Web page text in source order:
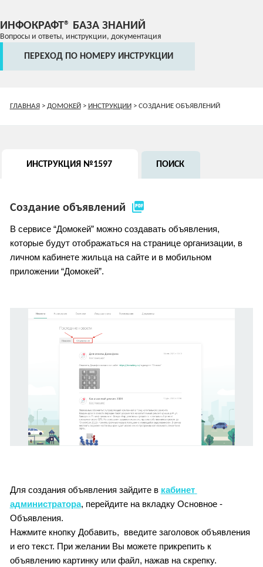
ИНФОКРАФТ® БАЗА ЗНАНИЙ
Вопросы и ответы, инструкции, документация
ПЕРЕХОД ПО НОМЕРУ ИНСТРУКЦИИ
ГЛАВНАЯ> ДОМОКЕЙ> ИНСТРУКЦИИ> СОЗДАНИЕ ОБЪЯВЛЕНИЙ
ИНСТРУКЦИЯ №1597 ПОИСК
Создание объявлений picture_as_pdf
В сервисе “Домокей” можно создавать объявления,
которые будут отображаться на странице организации, в
личном кабинете жильца на сайте и в мобильном
приложении “Домокей”.
Для создания объявления зайдите в кабинет
администратора, перейдите на вкладку Основное -
Объявления.
Нажмите кнопку Добавить,  введите заголовок объявления
и его текст. При желании Вы можете прикрепить к
объявлению картинку или файл, нажав на скрепку.